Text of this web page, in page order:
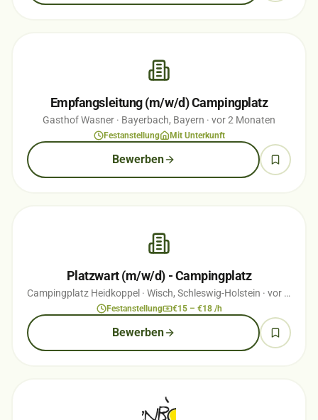
Empfangsleitung (m/w/d) Campingplatz
Gasthof Wasner · Bayerbach, Bayern · vor 2 Monaten
Festanstellung Mit Unterkunft
Bewerben
Platzwart (m/w/d) - Campingplatz
Campingplatz Heidkoppel · Wisch, Schleswig-Holstein · vor 1 Monaten
Festanstellung €15 – €18 /h
Bewerben